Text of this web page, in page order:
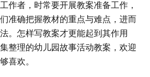
作者，时常要开展教案准备工作，
准确把握教材的重点与难点，进而
。怎样写教案才更能起到其作用
整理的幼儿园故事活动教案，欢迎
喜欢。